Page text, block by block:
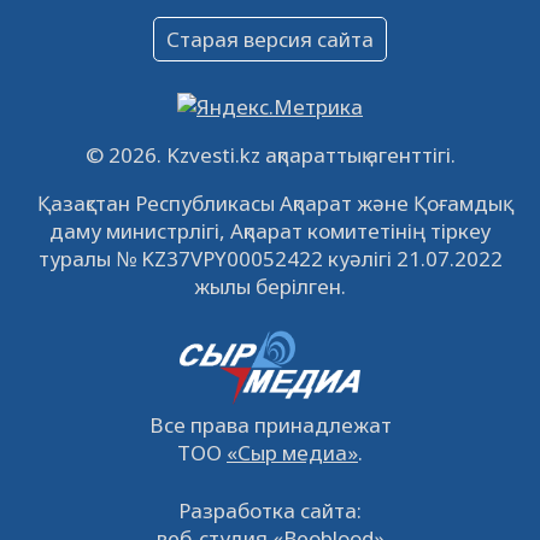
Объявление
09.12.2022
Свободные рабочие места
встречу с инвесторами в Кызылорде 22
ноября
21.11.2022 14963 0
© 2026. Kzvesti.kz ақпараттық агенттігі.
Қазақстан Республикасы Ақпарат және Қоғамдық
даму министрлігі, Ақпарат комитетінің тіркеу
туралы № KZ37VPY00052422 куәлігі 21.07.2022
жылы берілген.
Все права принадлежат
ТОО «Сыр медиа».
Старая версия сайта
Разработка сайта: